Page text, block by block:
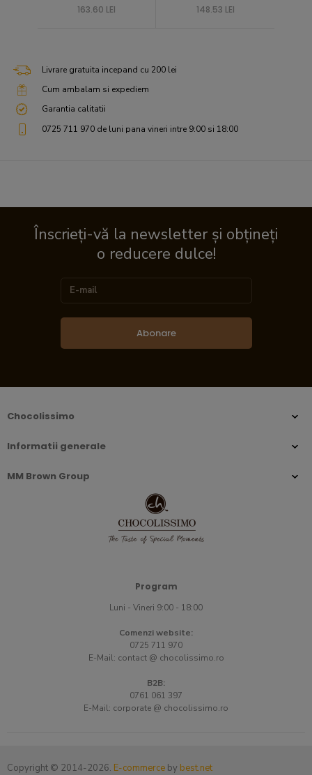
163.60 LEI
148.53 LEI
Livrare gratuita incepand cu 200 lei
Cum ambalam si expediem
Garantia calitatii
0725 711 970 de luni pana vineri intre 9:00 si 18:00
Înscrieți-vă la newsletter și obțineți
o reducere dulce!
Abonare
Chocolissimo
Informatii generale
MM Brown Group
Program
Luni - Vineri 9:00 - 18:00
Comenzi website:
0725 711 970
E-Mail: contact @ chocolissimo.ro
B2B:
0761 061 397
E-Mail: corporate @ chocolissimo.ro
Copyright © 2014-2026. E-commerce by best.net